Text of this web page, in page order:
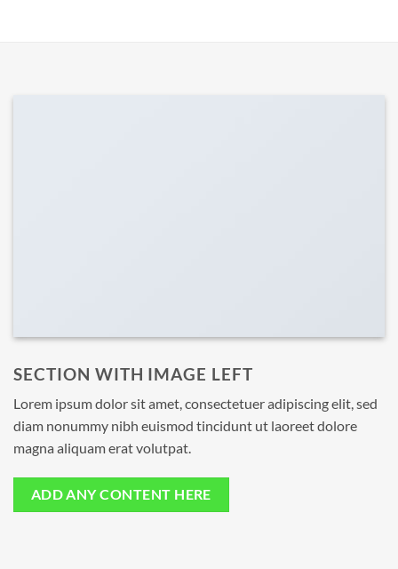
SECTION WITH IMAGE LEFT
Lorem ipsum dolor sit amet, consectetuer adipiscing elit, sed
diam nonummy nibh euismod tincidunt ut laoreet dolore
magna aliquam erat volutpat.
ADD ANY CONTENT HERE